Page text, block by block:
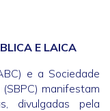
E LAICA
e a Sociedade
manifestam
divulgadas pela